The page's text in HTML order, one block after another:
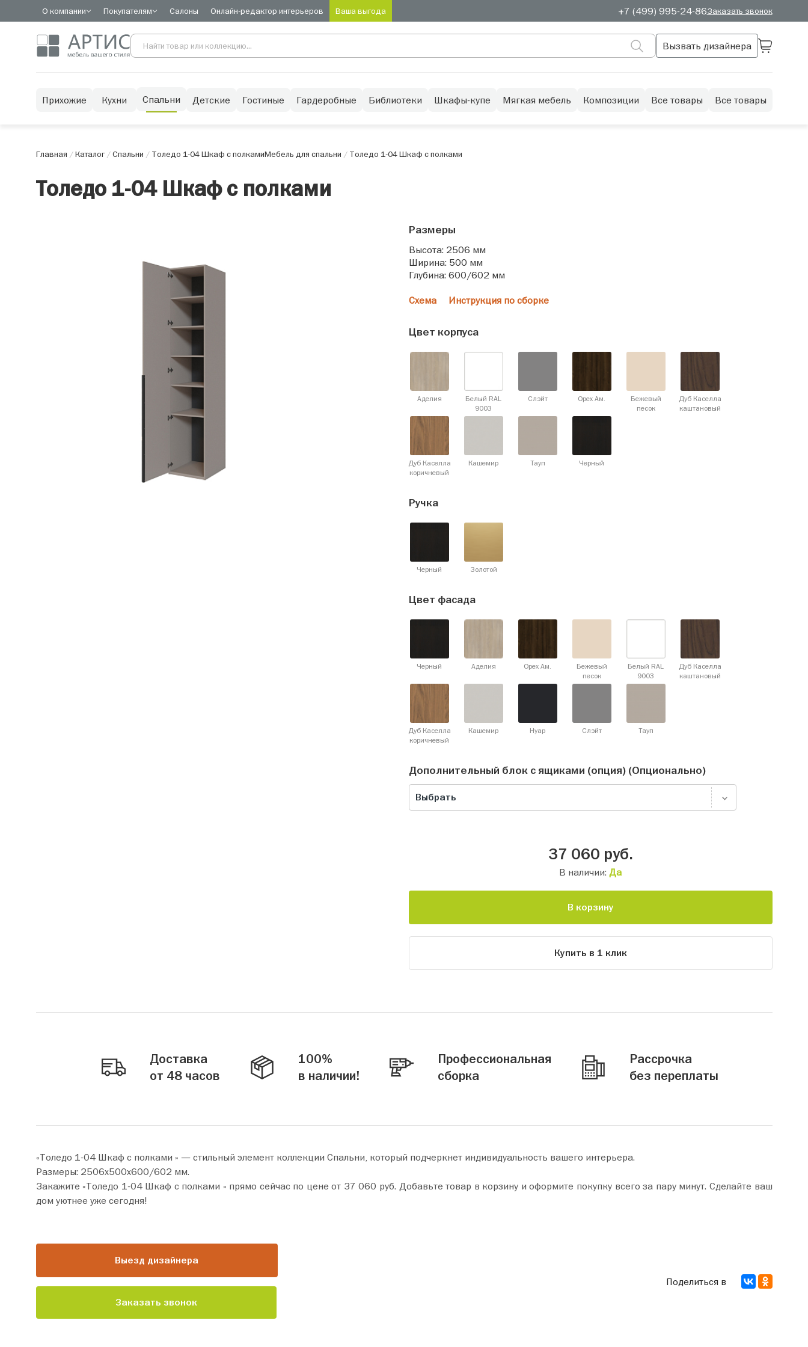
О компании Покупателям Салоны Онлайн-редактор интерьеров Ваша выгода +7 (499) 995-24-86Заказать звонок
Вызвать дизайнера
Прихожие Кухни Спальни Детские Гостиные Гардеробные Библиотеки Шкафы-купе Мягкая мебель Композиции Все товары Все товары
Главная /Каталог/Спальни / Толедо 1-04 Шкаф с полкамиМебель для спальни / Толедо 1-04 Шкаф с полками
Толедо 1-04 Шкаф с полками
Размеры
Высота: 2506 мм
Ширина: 500 мм
Глубина: 600/602 мм
Схема Инструкция по сборке
Цвет корпуса
Аделия
Белый RAL
9003
Слэйт Орех Ам.
Бежевый
песок
Дуб Каселла
каштановый
Дуб Каселла
коричневый
Кашемир Тауп Черный
Ручка
Черный Золотой
Цвет фасада
Черный Аделия Орех Ам.
Бежевый
песок
Белый RAL
9003
Дуб Каселла
каштановый
Дуб Каселла
коричневый
Кашемир Нуар Слэйт Тауп
Дополнительный блок с ящиками (опция) (Опционально)
Выбрать
37 060 руб.
В наличии: Да
В корзину
Купить в 1 клик
Доставка
от 48 часов
100%
в наличии!
Профессиональная
сборка
Рассрочка
без переплаты
«Толедо 1-04 Шкаф с полками » — стильный элемент коллекции Спальни, который подчеркнет индивидуальность вашего интерьера.
Размеры: 2506х500х600/602 мм.
Закажите «Толедо 1-04 Шкаф с полками » прямо сейчас по цене от 37 060 руб. Добавьте товар в корзину и оформите покупку всего за пару минут. Сделайте ваш
дом уютнее уже сегодня!
Выезд дизайнера
Заказать звонок
Поделиться в